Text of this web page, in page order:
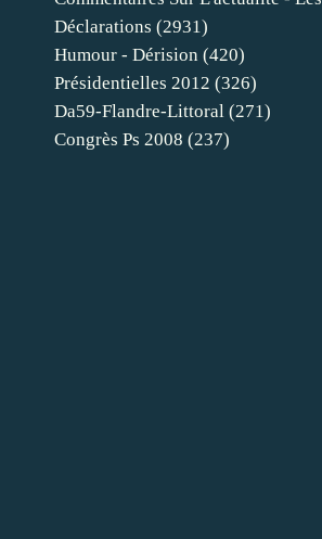
Déclarations (2931)
Humour - Dérision (420)
Présidentielles 2012 (326)
Da59-Flandre-Littoral (271)
Congrès Ps 2008 (237)